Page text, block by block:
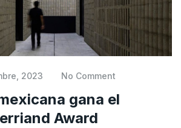
2023 No Comment
gana el
Award